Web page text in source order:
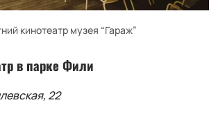
кинотеатр музея “Гараж”
в парке Фили
22